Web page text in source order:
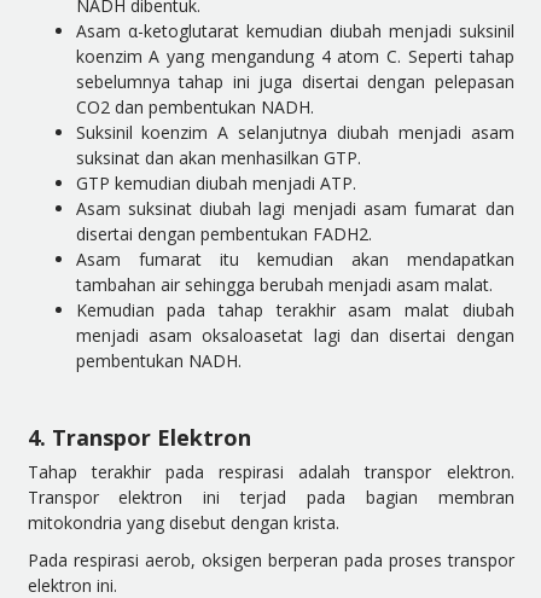
NADH dibentuk.
Asam α-ketoglutarat kemudian diubah menjadi suksinil
koenzim A yang mengandung 4 atom C. Seperti tahap
sebelumnya tahap ini juga disertai dengan pelepasan
CO2 dan pembentukan NADH.
Suksinil koenzim A selanjutnya diubah menjadi asam
suksinat dan akan menhasilkan GTP.
GTP kemudian diubah menjadi ATP.
Asam suksinat diubah lagi menjadi asam fumarat dan
disertai dengan pembentukan FADH2.
Asam fumarat itu kemudian akan mendapatkan
tambahan air sehingga berubah menjadi asam malat.
Kemudian pada tahap terakhir asam malat diubah
menjadi asam oksaloasetat lagi dan disertai dengan
pembentukan NADH.
4. Transpor Elektron
Tahap terakhir pada respirasi adalah transpor elektron.
Transpor elektron ini terjad pada bagian membran
mitokondria yang disebut dengan krista.
Pada respirasi aerob, oksigen berperan pada proses transpor
elektron ini.